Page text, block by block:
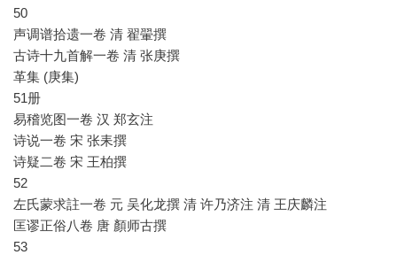
50
声调谱拾遗一卷 清 翟翬撰
古诗十九首解一卷 清 张庚撰
革集 (庚集)
51册
易稽览图一卷 汉 郑玄注
诗说一卷 宋 张耒撰
诗疑二卷 宋 王柏撰
52
左氏蒙求註一卷 元 吴化龙撰 清 许乃济注 清 王庆麟注
匡谬正俗八卷 唐 顏师古撰
53